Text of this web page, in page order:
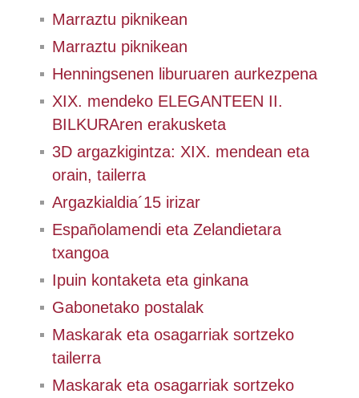
Marraztu piknikean
Marraztu piknikean
Henningsenen liburuaren aurkezpena
XIX. mendeko ELEGANTEEN II.
BILKURAren erakusketa
3D argazkigintza: XIX. mendean eta
orain, tailerra
Argazkialdia´15 irizar
Españolamendi eta Zelandietara
txangoa
Ipuin kontaketa eta ginkana
Gabonetako postalak
Maskarak eta osagarriak sortzeko
tailerra
Maskarak eta osagarriak sortzeko